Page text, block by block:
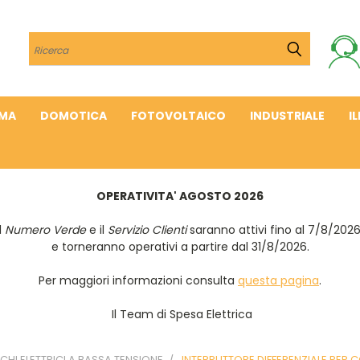
Cerca
DOMOTICA FOTOVOLTAICO INDUSTRIALE
OPERATIVITA' AGOSTO 2026
Numero Verdee il Servizio Clientisaranno attivi fino al 7/8/
e torneranno operativi a partire dal 31/8/2026.
Per maggiori informazioni consulta questa pagina.
Il Team di Spesa Elettrica